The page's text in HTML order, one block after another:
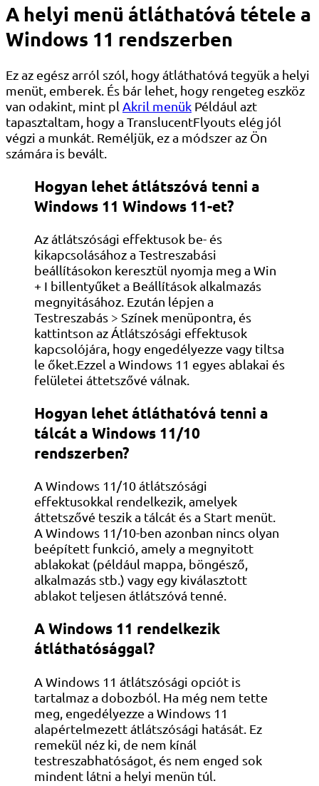
A helyi menü átláthatóvá tétele a
Windows 11 rendszerben
Ez az egész arról szól, hogy átláthatóvá tegyük a helyi
menüt, emberek. És bár lehet, hogy rengeteg eszköz
van odakint, mint pl Akril menük Például azt
tapasztaltam, hogy a TranslucentFlyouts elég jól
végzi a munkát. Reméljük, ez a módszer az Ön
számára is bevált.
Hogyan lehet átlátszóvá tenni a
Windows 11 Windows 11-et?
Az átlátszósági effektusok be- és
kikapcsolásához a Testreszabási
beállításokon keresztül nyomja meg a Win
+ I billentyűket a Beállítások alkalmazás
megnyitásához. Ezután lépjen a
Testreszabás > Színek menüpontra, és
kattintson az Átlátszósági effektusok
kapcsolójára, hogy engedélyezze vagy tiltsa
le őket.Ezzel a Windows 11 egyes ablakai és
felületei áttetszővé válnak.
Hogyan lehet átláthatóvá tenni a
tálcát a Windows 11/10
rendszerben?
A Windows 11/10 átlátszósági
effektusokkal rendelkezik, amelyek
áttetszővé teszik a tálcát és a Start menüt.
A Windows 11/10-ben azonban nincs olyan
beépített funkció, amely a megnyitott
ablakokat (például mappa, böngésző,
alkalmazás stb.) vagy egy kiválasztott
ablakot teljesen átlátszóvá tenné.
A Windows 11 rendelkezik
átláthatósággal?
A Windows 11 átlátszósági opciót is
tartalmaz a dobozból. Ha még nem tette
meg, engedélyezze a Windows 11
alapértelmezett átlátszósági hatását. Ez
remekül néz ki, de nem kínál
testreszabhatóságot, és nem enged sok
mindent látni a helyi menün túl.